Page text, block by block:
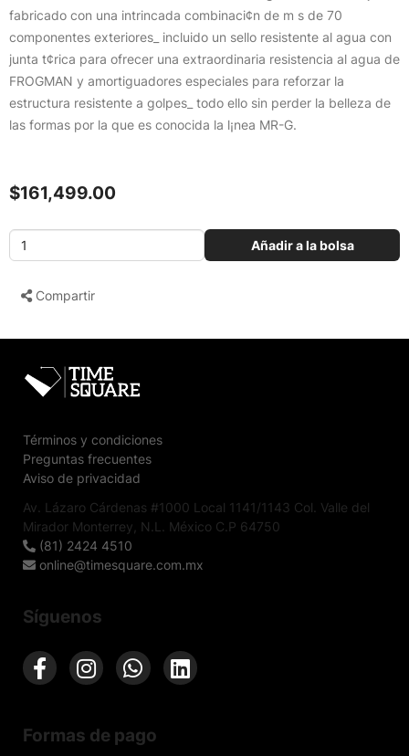
fabricado con una intrincada combinaci¢n de m s de 70
componentes exteriores_ incluido un sello resistente al agua con
junta t¢rica para ofrecer una extraordinaria resistencia al agua de
FROGMAN y amortiguadores especiales para reforzar la
estructura resistente a golpes_ todo ello sin perder la belleza de
las formas por la que es conocida la l¡nea MR-G.
$161,499.00
Añadir a la bolsa
Compartir
Términos y condiciones
Preguntas frecuentes
Aviso de privacidad
Av. Lázaro Cárdenas #1000 Local 1141/1143 Col. Valle del
Mirador Monterrey, N.L. México C.P 64750
(81) 2424 4510
online@timesquare.com.mx
Síguenos
Formas de pago